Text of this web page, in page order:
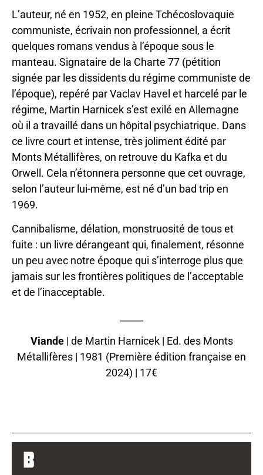
L’auteur, né en 1952, en pleine Tchécoslovaquie
communiste, écrivain non professionnel, a écrit
quelques romans vendus à l’époque sous le
manteau. Signataire de la Charte 77 (pétition
signée par les dissidents du régime communiste de
l’époque), repéré par Vaclav Havel et harcelé par le
régime, Martin Harnicek s’est exilé en Allemagne
où il a travaillé dans un hôpital psychiatrique. Dans
ce livre court et intense, très joliment édité par
Monts Métallifères, on retrouve du Kafka et du
Orwell. Cela n’étonnera personne que cet ouvrage,
selon l’auteur lui-même, est né d’un bad trip en
1969.
Cannibalisme, délation, monstruosité de tous et
fuite : un livre dérangeant qui, finalement, résonne
un peu avec notre époque qui s’interroge plus que
jamais sur les frontières politiques de l’acceptable
et de l’inacceptable.
Viande| de Martin Harnicek | Ed. des Monts
Métallifères | 1981 (Première édition française en
2024) | 17€